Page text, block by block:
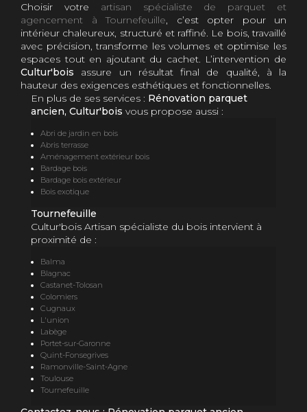
Choisir votre artisan spécialiste de parquet et
agencement à Tournefeuille, c’est opter pour un
intérieur chaleureux, structuré et raffiné. Le bois, travaillé
avec précision, transforme les volumes et optimise les
espaces tout en ajoutant du cachet. L’intervention de
Cultur'bois assure un résultat final de qualité, à la
hauteur des exigences esthétiques et fonctionnelles.
En plus de ses services : Rénovation parquet
ancien, Cultur'bois vous propose aussi :
Abri de jardin en bois
Abris terrasse
Aménagement extérieur bois
Bardage bois
Bardage bois extérieur
Bois exotique
Tournefeuille
Cultur'bois Artisan spécialiste du bois intervient à
proximité de :
Balma
Blagnac
Castanet-Tolosan
Colomiers
Cugnaux
L'union
Labège
Portet-sur-Garonne
Quint-Fonsegrives
Ramonville-Saint-Agne
Toulouse
Tournefeuille